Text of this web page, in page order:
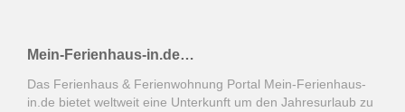
Mein-Ferienhaus-in.de…
Das Ferienhaus & Ferienwohnung Portal Mein-Ferienhaus-
in.de bietet weltweit eine Unterkunft um den Jahresurlaub zu